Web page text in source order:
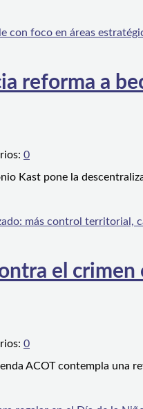
reforma a
0
Kast pone la
el
0
ACOT contempla una